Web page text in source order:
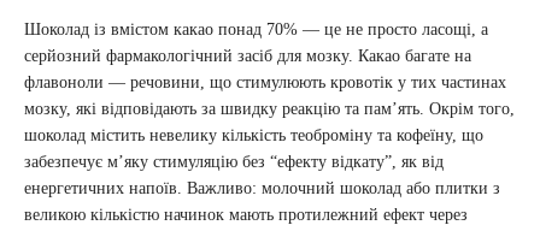
Шоколад із вмістом какао понад 70% — це не просто ласощі, а
серйозний фармакологічний засіб для мозку. Какао багате на
флавоноли — речовини, що стимулюють кровотік у тих частинах
мозку, які відповідають за швидку реакцію та пам’ять. Окрім того,
шоколад містить невелику кількість теоброміну та кофеїну, що
забезпечує м’яку стимуляцію без “ефекту відкату”, як від
енергетичних напоїв. Важливо: молочний шоколад або плитки з
великою кількістю начинок мають протилежний ефект через